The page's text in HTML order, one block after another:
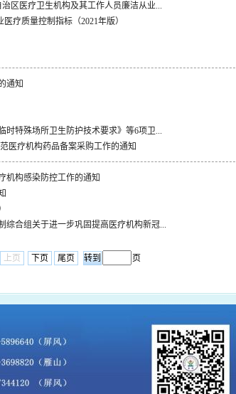
区医疗卫生机构及其工作人员廉洁从业...
疗质量控制指标（2021年版）
通知
时特殊场所卫生防护技术要求》等6项卫...
医疗机构药品备案采购工作的通知
机构感染防控工作的通知
综合组关于进一步巩固提高医疗机构新冠...
上页 下页 尾页 页